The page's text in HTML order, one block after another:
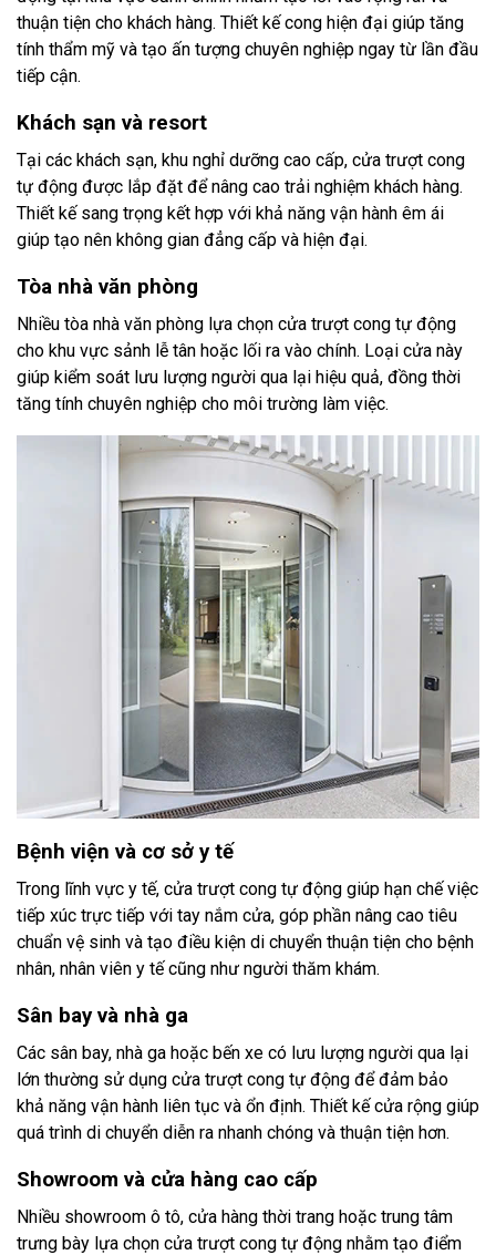
thuận tiện cho khách hàng. Thiết kế cong hiện đại giúp tăng
tính thẩm mỹ và tạo ấn tượng chuyên nghiệp ngay từ lần đầu
tiếp cận.
Khách sạn và resort
Tại các khách sạn, khu nghỉ dưỡng cao cấp, cửa trượt cong
tự động được lắp đặt để nâng cao trải nghiệm khách hàng.
Thiết kế sang trọng kết hợp với khả năng vận hành êm ái
giúp tạo nên không gian đẳng cấp và hiện đại.
Tòa nhà văn phòng
Nhiều tòa nhà văn phòng lựa chọn cửa trượt cong tự động
cho khu vực sảnh lễ tân hoặc lối ra vào chính. Loại cửa này
giúp kiểm soát lưu lượng người qua lại hiệu quả, đồng thời
tăng tính chuyên nghiệp cho môi trường làm việc.
Bệnh viện và cơ sở y tế
Trong lĩnh vực y tế, cửa trượt cong tự động giúp hạn chế việc
tiếp xúc trực tiếp với tay nắm cửa, góp phần nâng cao tiêu
chuẩn vệ sinh và tạo điều kiện di chuyển thuận tiện cho bệnh
nhân, nhân viên y tế cũng như người thăm khám.
Sân bay và nhà ga
Các sân bay, nhà ga hoặc bến xe có lưu lượng người qua lại
lớn thường sử dụng cửa trượt cong tự động để đảm bảo
khả năng vận hành liên tục và ổn định. Thiết kế cửa rộng giúp
quá trình di chuyển diễn ra nhanh chóng và thuận tiện hơn.
Showroom và cửa hàng cao cấp
Nhiều showroom ô tô, cửa hàng thời trang hoặc trung tâm
trưng bày lựa chọn cửa trượt cong tự động nhằm tạo điểm